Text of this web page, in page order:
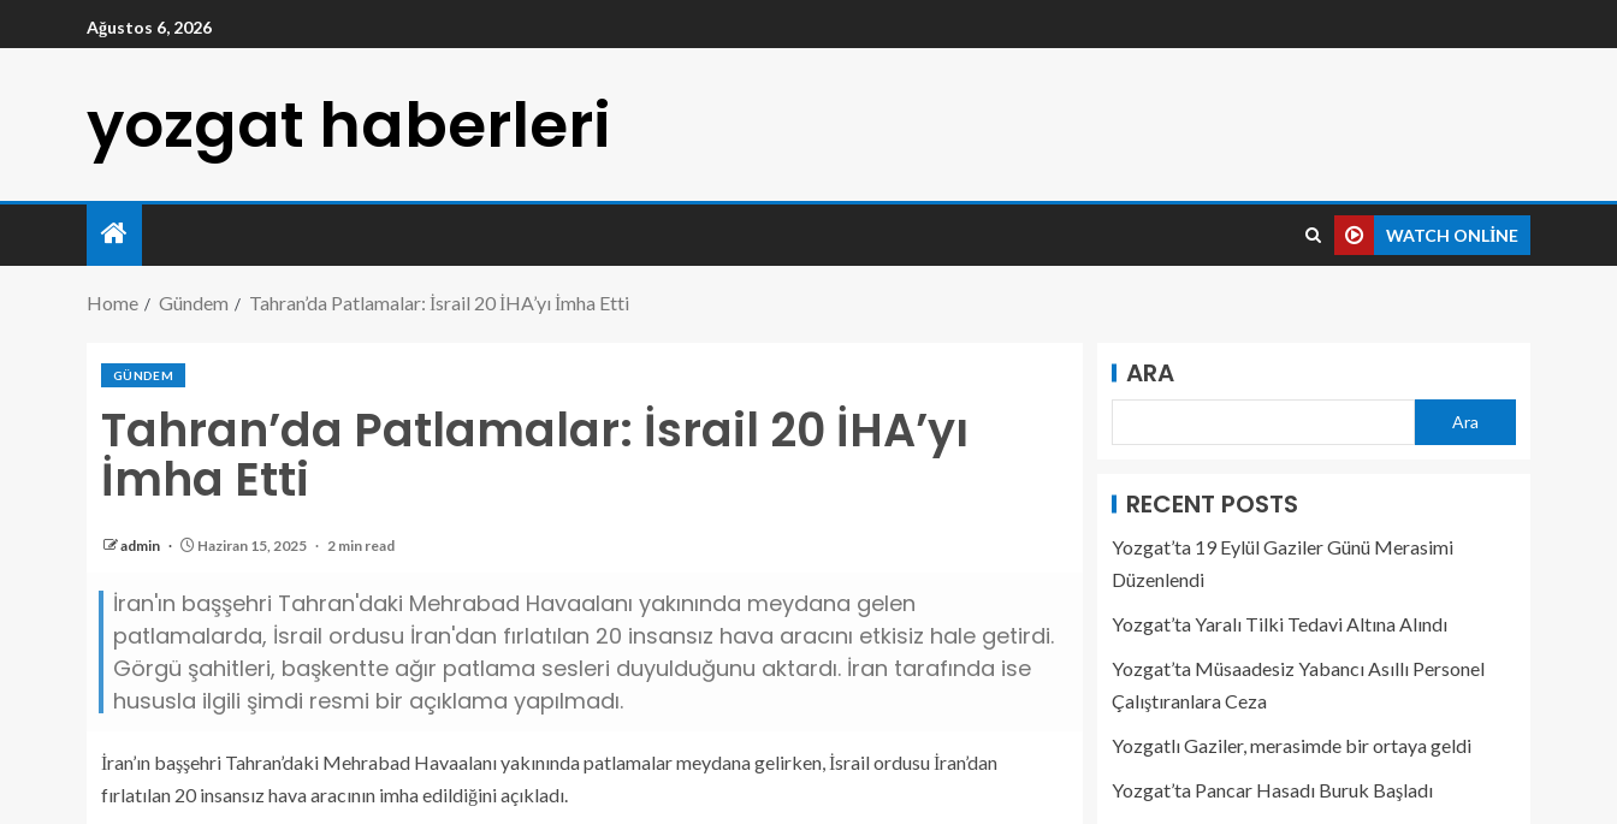
Ağustos 6, 2026
yozgat haberleri
WATCH ONLINE
Home Gündem Tahran’da Patlamalar: İsrail 20 İHA’yı İmha Etti
GÜNDEM
Tahran’da Patlamalar: İsrail 20 İHA’yı
İmha Etti
admin Haziran 15, 2025 2 min read
İran'ın başşehri Tahran'daki Mehrabad Havaalanı yakınında meydana gelen
patlamalarda, İsrail ordusu İran'dan fırlatılan 20 insansız hava aracını etkisiz hale getirdi.
Görgü şahitleri, başkentte ağır patlama sesleri duyulduğunu aktardı. İran tarafında ise
hususla ilgili şimdi resmi bir açıklama yapılmadı.
İran’ın başşehri Tahran’daki Mehrabad Havaalanı yakınında patlamalar meydana gelirken, İsrail ordusu İran’dan
fırlatılan 20 insansız hava aracının imha edildiğini açıkladı.
ARA
Ara
RECENT POSTS
Yozgat’ta 19 Eylül Gaziler Günü Merasimi
Düzenlendi
Yozgat’ta Yaralı Tilki Tedavi Altına Alındı
Yozgat’ta Müsaadesiz Yabancı Asıllı Personel
Çalıştıranlara Ceza
Yozgatlı Gaziler, merasimde bir ortaya geldi
Yozgat’ta Pancar Hasadı Buruk Başladı